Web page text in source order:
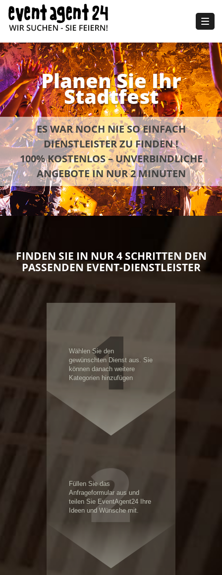
Planen Sie Ihr
Stadtfest
ES WAR NOCH NIE SO EINFACH
DIENSTLEISTER ZU FINDEN !
100% KOSTENLOS – UNVERBINDLICHE
ANGEBOTE IN NUR 2 MINUTEN
FINDEN SIE IN NUR 4 SCHRITTEN DEN
PASSENDEN EVENT-DIENSTLEISTER
1
Wählen Sie den
gewünschten Dienst aus. Sie
können danach weitere
Kategorien hinzufügen
2
Füllen Sie das
Anfrageformular aus und
teilen Sie EventAgent24 Ihre
Ideen und Wünsche mit.